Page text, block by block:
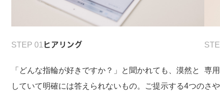
STEP 01 ヒアリング
「どんな指輪が好きですか？」と聞かれても、漠然と
していて明確には答えられないもの。ご提示する4つの
専
さ